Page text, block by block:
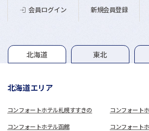
会員ログイン 新規会員登録
グループホテル一覧
北海道 東北
北海道エリア
コンフォートホテル札幌すすきの コンフォート
コンフォートホテル函館 コンフォート